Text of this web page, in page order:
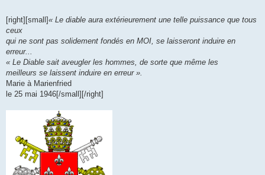
[right][small]« Le diable aura extérieurement une telle puissance que tous
ceux
qui ne sont pas solidement fondés en MOI, se laisseront induire en
erreur...
« Le Diable sait aveugler les hommes, de sorte que même les
meilleurs se laissent induire en erreur ».
Marie à Marienfried
le 25 mai 1946[/small][/right]